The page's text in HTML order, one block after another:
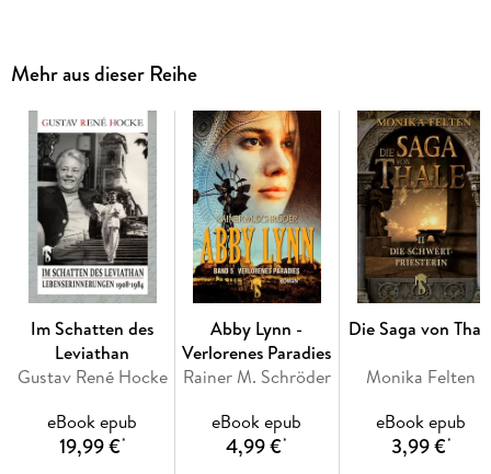
Mehr aus dieser Reihe
Im Schatten des
Leviathan
Gustav René Hocke
eBook epub
19,99 €*
Abby Lynn -
Verlorenes Paradies
Rainer M. Schröder
eBook epub
4,99 €*
Die Saga von
Monika Felten
eBook epub
3,99 €*